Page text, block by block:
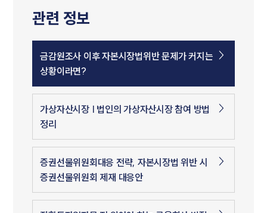
관련 정보
금감원조사 이후 자본시장법위반 문제가 커지는
상황이라면?
가상자산시장 | 법인의 가상자산시장 참여 방법
정리
증권선물위원회대응 전략, 자본시장법 위반 시
증권선물위원회 제재 대응안